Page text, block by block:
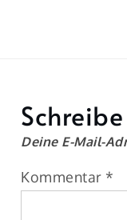
Deine E-Mail-
Kommentar *